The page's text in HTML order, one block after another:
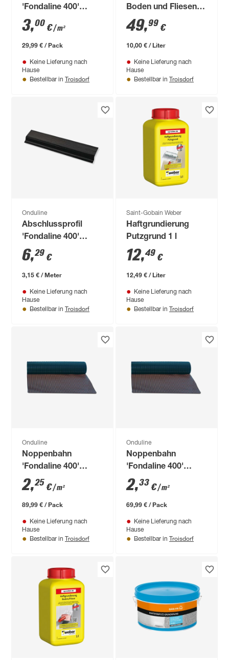
'Fondaline 400'
schwarz 50 x 2000
cm
3,00 €/ m²
29,99 € / Pack
Keine Lieferung nach
Hause
Bestellbar in Troisdorf
Boden und Fliesen 5
49,99 €
10,00 € / Liter
Keine Lieferung nach
Hause
Bestellbar in Troisdorf
Onduline
Abschlussprofil
'Fondaline 400'
schwarz 200 cm
6,29 €
3,15 € / Meter
Keine Lieferung nach
Hause
Bestellbar in Troisdorf
Saint-Gobain Weber
Haftgrundierung
Putzgrund 1 l
12,49 €
12,49 € / Liter
Keine Lieferung nach
Hause
Bestellbar in Troisdorf
Onduline
Noppenbahn
'Fondaline 400'
schwarz 200 x 2000
cm
2,25 €/ m²
89,99 € / Pack
Keine Lieferung nach
Hause
Bestellbar in Troisdorf
Onduline
Noppenbahn
'Fondaline 400'
schwarz 150 x 2000
cm
2,33 €/ m²
69,99 € / Pack
Keine Lieferung nach
Hause
Bestellbar in Troisdorf